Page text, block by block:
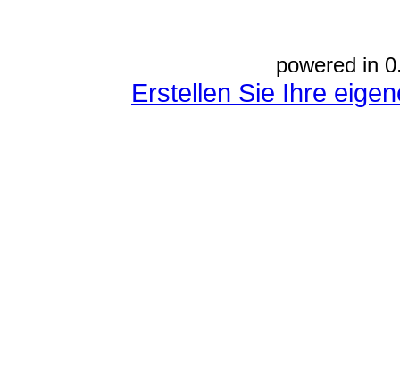
powered in
Erstellen Sie Ihre